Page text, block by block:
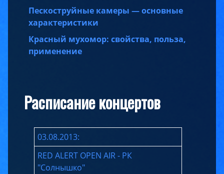
Пескоструйные камеры — основные
характеристики
Красный мухомор: свойства, польза,
применение
Расписание концертов
03.08.2013:
RED ALERT OPEN AIR - РК
"Солнышко"